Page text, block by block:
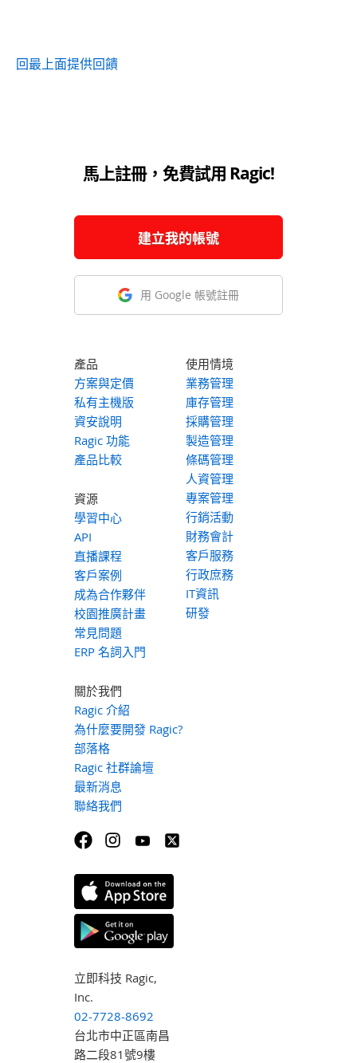
回最上面提供回饋
馬上註冊，免費試用 Ragic!
建立我的帳號
用 Google 帳號註冊
產品
方案與定價
私有主機版
資安說明
Ragic 功能
產品比較
資源
學習中心
API
直播課程
客戶案例
成為合作夥伴
校園推廣計畫
常見問題
ERP 名詞入門
使用情境
業務管理
庫存管理
採購管理
製造管理
條碼管理
人資管理
專案管理
行銷活動
財務會計
客戶服務
行政庶務
IT資訊
研發
關於我們
Ragic 介紹
為什麼要開發 Ragic?
部落格
Ragic 社群論壇
最新消息
聯絡我們
立即科技 Ragic,
Inc.
02-7728-8692
台北市中正區南昌
路二段81號9樓